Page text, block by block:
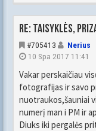
Re: Taisyklės,
#705413
Nerius
10 Spa 2017 11:41
Vakar perskaičiau
fotografijas ir savo
nuotraukos,šauniai
numerį man i PM ir
Diuks iki pergalės